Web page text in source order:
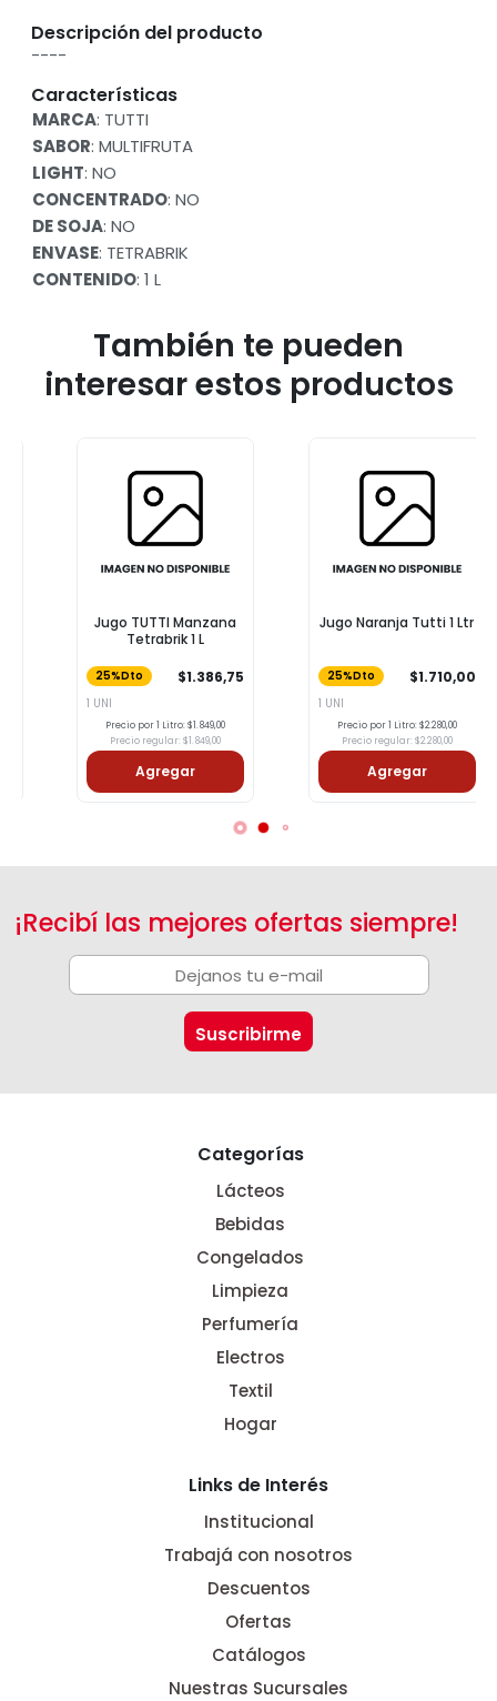
Descripción del producto
----
Características
MARCA: TUTTI
SABOR: MULTIFRUTA
LIGHT: NO
CONCENTRADO: NO
DE SOJA: NO
ENVASE: TETRABRIK
CONTENIDO: 1 L
También te pueden
interesar estos productos
Jugo TUTTI Manzana
Tetrabrik 1 L
25%Dto $1.386,75
Precio por 1 Litro: $1.849,00
Precio regular: $1.849,00
Agregar
Jugo Naranja Tutti 1 Ltr
25%Dto $1.710,00
Precio por 1 Litro: $2.280,00
Precio regular: $2.280,00
Agregar
¡Recibí las mejores ofertas siempre!
Categorías
Lácteos
Bebidas
Congelados
Limpieza
Perfumería
Electros
Textil
Hogar
Links de Interés
Institucional
Trabajá con nosotros
Descuentos
Ofertas
Catálogos
Nuestras Sucursales